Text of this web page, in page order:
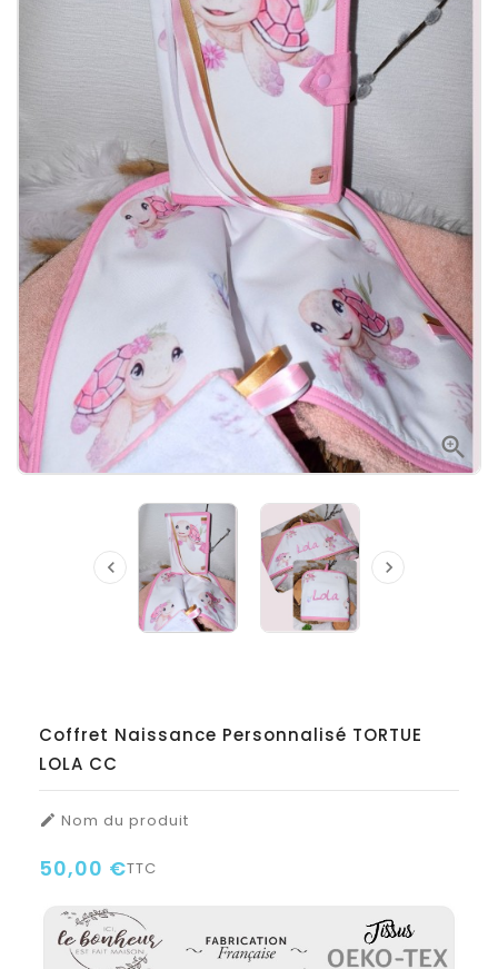

 
Coffret Naissance Personnalisé TORTUE
LOLA CC
 Nom du produit
50,00 €TTC